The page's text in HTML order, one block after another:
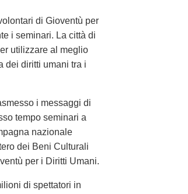
di Gioventù per
i seminari. La città di
utilizzare al meglio
dei diritti umani tra i
i messaggi di
tempo seminari a
nazionale
dei Beni Culturali
per i Diritti Umani.
di spettatori in